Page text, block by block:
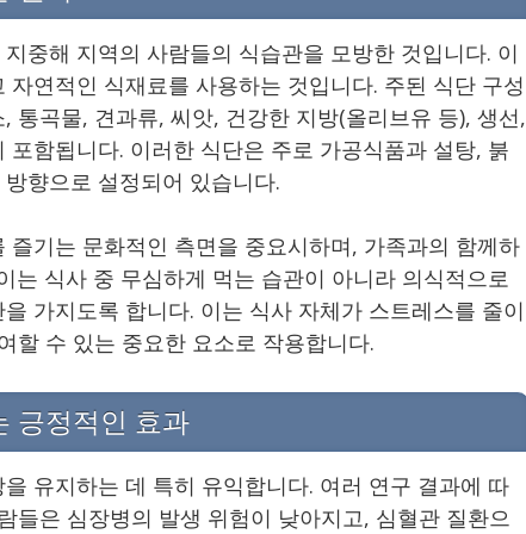
중해 지역의 사람들의 식습관을 모방한 것입니다. 이
연적인 식재료를 사용하는 것입니다. 주된 식단 구성
통곡물, 견과류, 씨앗, 건강한 지방(올리브유 등), 생선,
포함됩니다. 이러한 식단은 주로 가공식품과 설탕, 붉
향으로 설정되어 있습니다.
즐기는 문화적인 측면을 중요시하며, 가족과의 함께하
는 식사 중 무심하게 먹는 습관이 아니라 의식적으로
가지도록 합니다. 이는 식사 자체가 스트레스를 줄이
할 수 있는 중요한 요소로 작용합니다.
긍정적인 효과
유지하는 데 특히 유익합니다. 여러 연구 결과에 따
들은 심장병의 발생 위험이 낮아지고, 심혈관 질환으